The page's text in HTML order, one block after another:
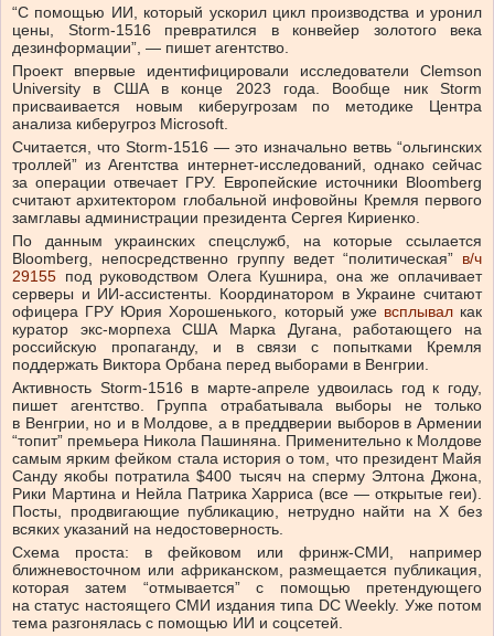
“С помощью ИИ, который ускорил цикл производства и уронил
цены, Storm-1516 превратился в конвейер золотого века
дезинформации”, — пишет агентство.
Проект впервые идентифицировали исследователи Clemson
University в США в конце 2023 года. Вообще ник Storm
присваивается новым киберугрозам по методике Центра
анализа киберугроз Microsoft.
Считается, что Storm-1516 — это изначально ветвь “ольгинских
троллей” из Агентства интернет-исследований, однако сейчас
за операции отвечает ГРУ. Европейские источники Bloomberg
считают архитектором глобальной инфовойны Кремля первого
замглавы администрации президента Сергея Кириенко.
По данным украинских спецслужб, на которые ссылается
Bloomberg, непосредственно группу ведет “политическая” в/ч
29155 под руководством Олега Кушнира, она же оплачивает
серверы и ИИ-ассистенты. Координатором в Украине считают
офицера ГРУ Юрия Хорошенького, который уже всплывалкак
куратор экс-морпеха США Марка Дугана, работающего на
российскую пропаганду, и в связи с попытками Кремля
поддержать Виктора Орбана перед выборами в Венгрии.
Активность Storm-1516 в марте-апреле удвоилась год к году,
пишет агентство. Группа отрабатывала выборы не только
в Венгрии, но и в Молдове, а в преддверии выборов в Армении
“топит” премьера Никола Пашиняна. Применительно к Молдове
самым ярким фейком стала история о том, что президент Майя
Санду якобы потратила $400 тысяч на сперму Элтона Джона,
Рики Мартина и Нейла Патрика Харриса (все — открытые геи).
Посты, продвигающие публикацию, нетрудно найти на X без
всяких указаний на недостоверность.
Схема проста: в фейковом или фринж-СМИ, например
ближневосточном или африканском, размещается публикация,
которая затем “отмывается” с помощью претендующего
на статус настоящего СМИ издания типа DC Weekly. Уже потом
тема разгонялась с помощью ИИ и соцсетей.